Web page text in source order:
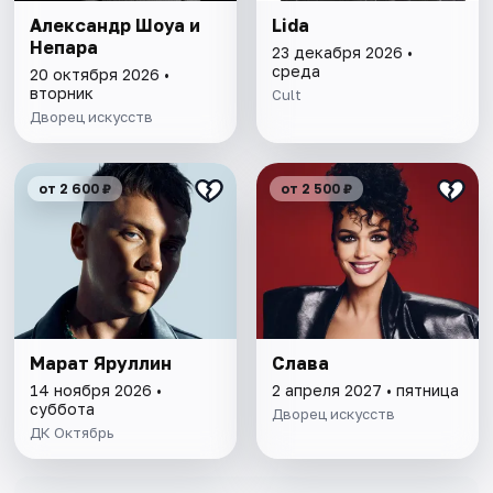
Александр Шоуа и
Непара
20 октября 2026 •
вторник
Дворец искусств
Lida
23 декабря 2026 •
среда
Cult
от 2 600 ₽
Марат Яруллин
14 ноября 2026 •
суббота
ДК Октябрь
от 2 500 ₽
Слава
2 апреля 2027 • пятница
Дворец искусств